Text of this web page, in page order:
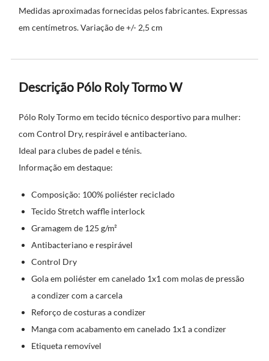
Medidas aproximadas fornecidas pelos fabricantes. Expressas
em centímetros. Variação de +/- 2,5 cm
Descrição Pólo Roly Tormo W
Pólo Roly Tormo em tecido técnico desportivo para mulher:
com Control Dry, respirável e antibacteriano.
Ideal para clubes de padel e ténis.
Informação em destaque:
Composição: 100% poliéster reciclado
Tecido Stretch waffle interlock
Gramagem de 125 g/m²
Antibacteriano e respirável
Control Dry
Gola em poliéster em canelado 1x1 com molas de pressão
a condizer com a carcela
Reforço de costuras a condizer
Manga com acabamento em canelado 1x1 a condizer
Etiqueta removível